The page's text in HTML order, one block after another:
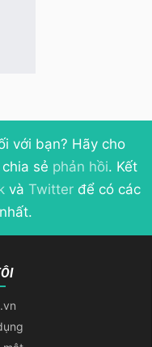
với bạn? Hãy cho
sẻ phản hồi. Kết
và Twitter để có các